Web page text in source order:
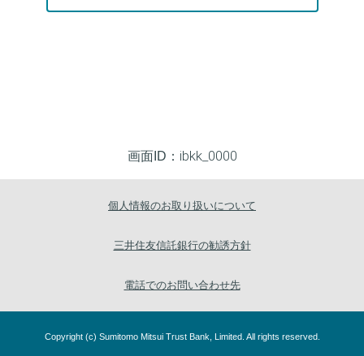
画面ID： ibkk_0000
個人情報のお取り扱いについて
三井住友信託銀行の勧誘方針
電話でのお問い合わせ先
Copyright (c) Sumitomo Mitsui Trust Bank, Limited. All rights reserved.